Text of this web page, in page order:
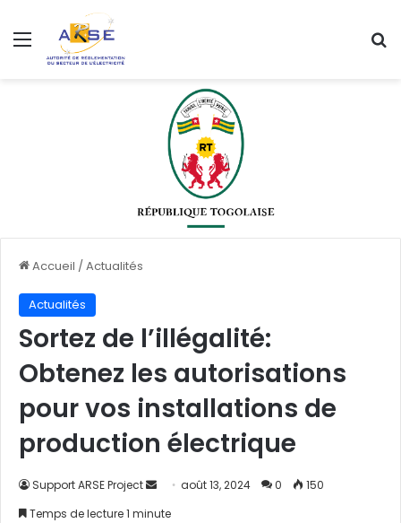
Menu
Accueil /Actualités
Actualités
Sortez de l’illégalité:
Obtenez les autorisations
pour vos installations de
production électrique
Support ARSE Project
n
août 13, 2024 0
150
Temps de lecture 1 minute